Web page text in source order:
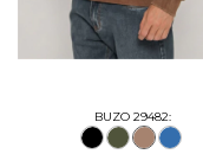
BUZO 29482: